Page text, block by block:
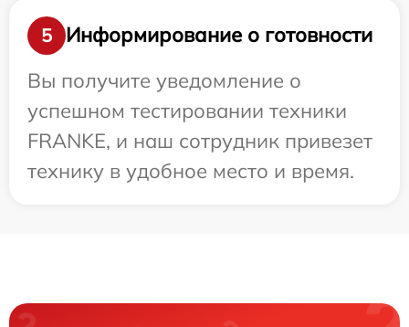
5
Информирование о готовности
Вы получите уведомление о
успешном тестировании техники
FRANKE, и наш сотрудник привезет
технику в удобное место и время.